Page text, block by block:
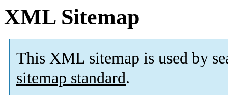
XML Sitemap
This XML sitemap is used by
sitemap standard.